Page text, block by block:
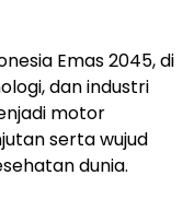
Emas 2045, di
dan industri
motor
serta wujud
dunia.